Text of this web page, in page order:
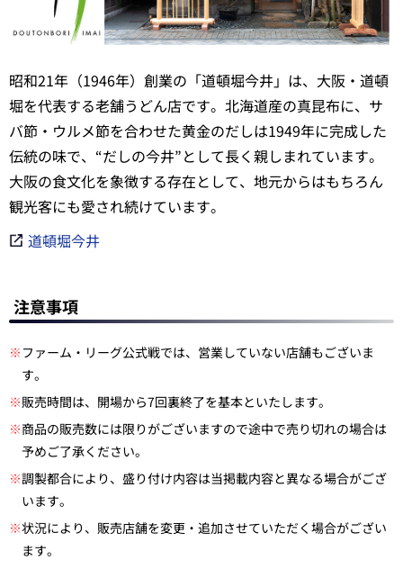
昭和21年（1946年）創業の「道頓堀今井」は、大阪・道頓
堀を代表する老舗うどん店です。北海道産の真昆布に、サ
バ節・ウルメ節を合わせた黄金のだしは1949年に完成した
伝統の味で、“だしの今井”として長く親しまれています。
大阪の食文化を象徴する存在として、地元からはもちろん
観光客にも愛され続けています。
道頓堀今井
注意事項
※ ファーム・リーグ公式戦では、営業していない店舗もございま
す。
※販売時間は、開場から7回裏終了を基本といたします。
※商品の販売数には限りがございますので途中で売り切れの場合は
予めご了承ください。
※調製都合により、盛り付け内容は当掲載内容と異なる場合がござ
います。
※状況により、販売店舗を変更・追加させていただく場合がござい
ます。